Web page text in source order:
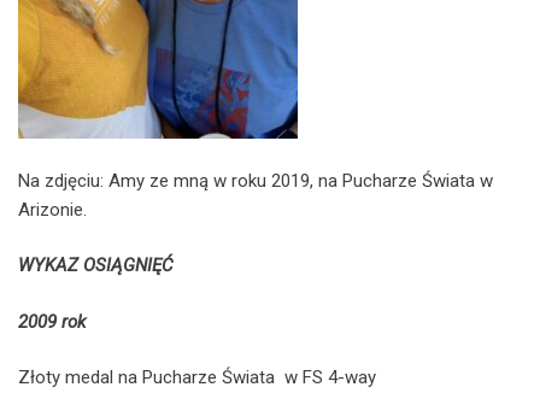
Na zdjęciu: Amy ze mną w roku 2019, na Pucharze Świata w
Arizonie.
WYKAZ OSIĄGNIĘĆ
2009 rok
Złoty medal na Pucharze Świata w FS 4-way